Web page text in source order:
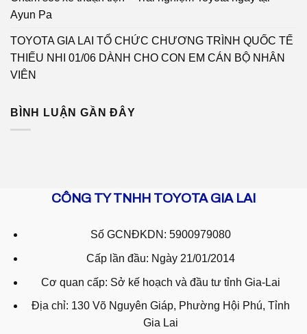
Ayun Pa
TOYOTA GIA LAI TỔ CHỨC CHƯƠNG TRÌNH QUỐC TẾ
THIẾU NHI 01/06 DÀNH CHO CON EM CÁN BỘ NHÂN
VIÊN
BÌNH LUẬN GẦN ĐÂY
CÔNG TY TNHH TOYOTA GIA LAI
Số GCNĐKDN: 5900979080
Cấp lần đầu: Ngày 21/01/2014
Cơ quan cấp: Sở kế hoạch và đầu tư tỉnh Gia-Lai
Địa chỉ: 130 Võ Nguyên Giáp, Phường Hội Phú, Tỉnh
Gia Lai